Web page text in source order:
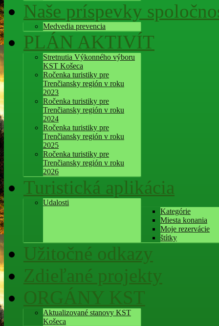
Naše príspevky
Medvedia prevencia
PLÁN AKTIVÍT
Stretnutia Výkonného výboru
KST Košeca
Ročenka turistiky pre
Trenčiansky región v roku
2023
Ročenka turistiky pre
Trenčiansky región v roku
2024
Ročenka turistiky pre
Trenčiansky región v roku
2025
Ročenka turistiky pre
Trenčiansky región v roku
2026
Turistická aplikácia
Udalosti
Kategórie
Miesta konania
Moje rezervácie
štítky
Užitočné odkazy
Zdieľané projekty
ORGÁNY KST
Aktualizované stanovy KST
Košeca